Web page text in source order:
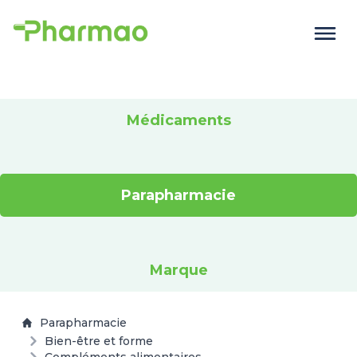
Médicaments
Parapharmacie
Marque
Parapharmacie
Bien-être et forme